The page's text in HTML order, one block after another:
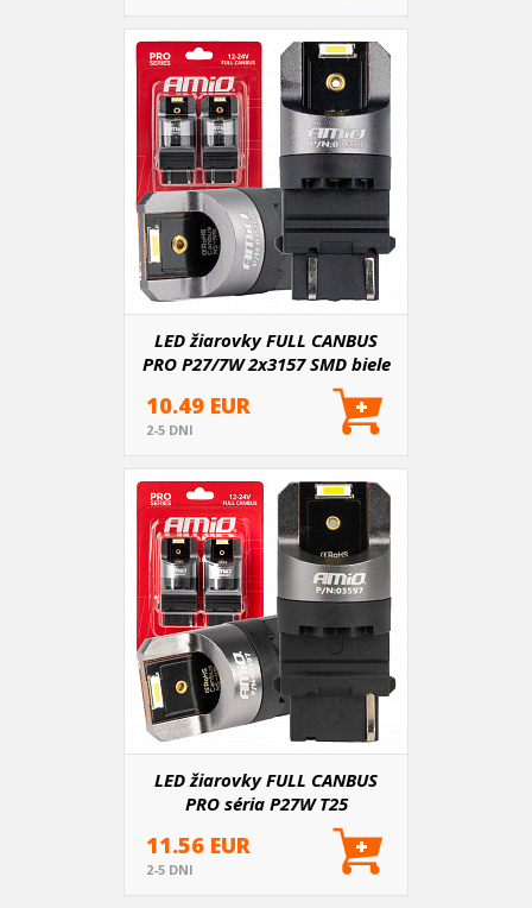
LED žiarovky FULL CANBUS
PRO P27/7W 2x3157 SMD biele
10.49 EUR
2-5 DNI
LED žiarovky FULL CANBUS
PRO séria P27W T25
2x1860SMD biele 12V 24V
11.56 EUR
2-5 DNI